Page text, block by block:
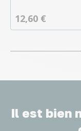
12,60 €
Il est bien